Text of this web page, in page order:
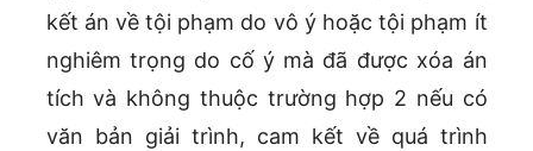
kết án về tội phạm do vô ý hoặc tội phạm ít
nghiêm trọng do cố ý mà đã được xóa án
tích và không thuộc trường hợp 2 nếu có
văn bản giải trình, cam kết về quá trình